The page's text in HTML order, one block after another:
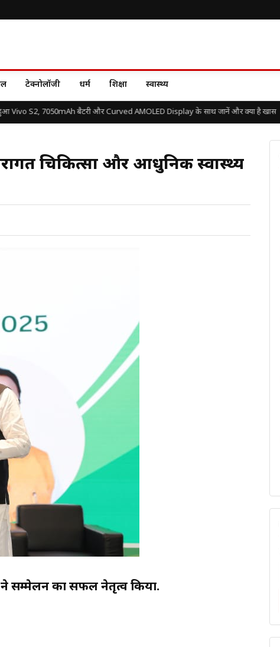
टेक्नोलॉजी धर्म शिक्षा स्वास्थ्य
Vivo S2, 7050mAh बैटरी और Curved AMOLED Display के साथ जानें और क्या है खास
चिकित्सा और आधुनिक स्वास्थ्य
ने सम्मेलन का सफल नेतृत्व किया.